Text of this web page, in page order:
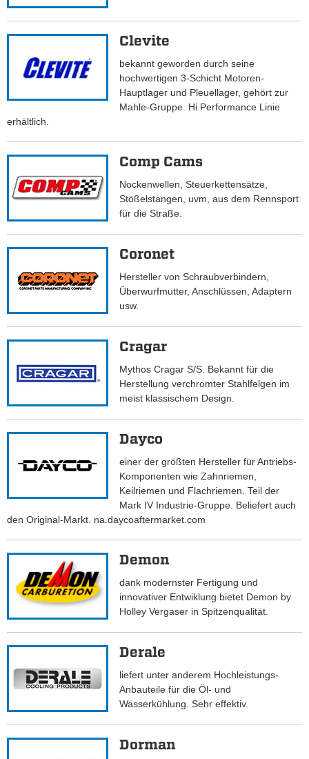
Clevite
bekannt geworden durch seine
hochwertigen 3-Schicht Motoren-
Hauptlager und Pleuellager, gehört zur
Mahle-Gruppe. Hi Performance Linie
erhältlich.
Comp Cams
Nockenwellen, Steuerkettensätze,
Stößelstangen, uvm, aus dem Rennsport
für die Straße.
Coronet
Hersteller von Schraubverbindern,
Überwurfmutter, Anschlüssen, Adaptern
usw.
Cragar
Mythos Cragar S/S. Bekannt für die
Herstellung verchromter Stahlfelgen im
meist klassischem Design.
Dayco
einer der größten Hersteller für Antriebs-
Komponenten wie Zahnriemen,
Keilriemen und Flachriemen. Teil der
Mark IV Industrie-Gruppe. Beliefert auch
den Original-Markt. na.daycoaftermarket.com
Demon
dank modernster Fertigung und
innovativer Entwiklung bietet Demon by
Holley Vergaser in Spitzenqualität.
Derale
liefert unter anderem Hochleistungs-
Anbauteile für die Öl- und
Wasserkühlung. Sehr effektiv.
Dorman